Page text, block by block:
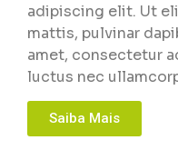
adipiscing elit. Ut
mattis, pulvinar
amet, consectetur
luctus nec
Saiba Mais